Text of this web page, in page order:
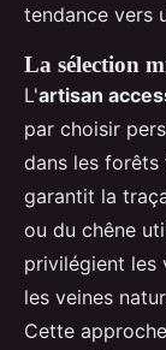
tendance vers
La sélection
L'artisan
par choisir
dans les forêts
garantit la
ou du chêne
privilégient les
les veines
Cette